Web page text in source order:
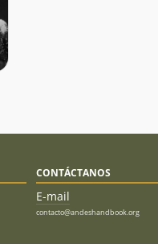
CONTÁCTANOS
E-mail
contacto@andeshandbook.org